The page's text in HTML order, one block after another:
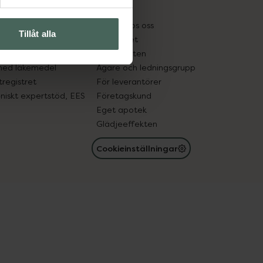
Tillåt alla
in gammal medicin
läkemedel
expertstöd, EES
Pressrum
Jobba hos oss
Hållbarhet
Samarbeten
Ägare och ledningsgrupp
För leverantörer
Företagskund
Eget apotek
Glädjeeffekten
Cookieinställningar